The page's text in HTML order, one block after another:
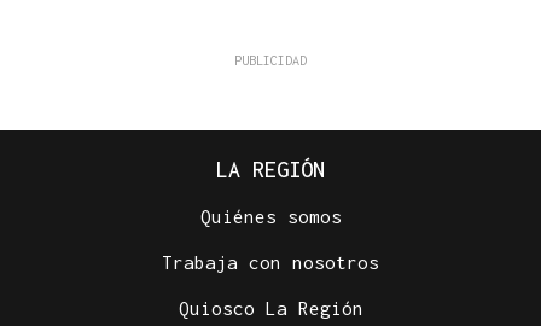
LA REGIÓN
Quiénes somos
Trabaja con nosotros
Quiosco La Región